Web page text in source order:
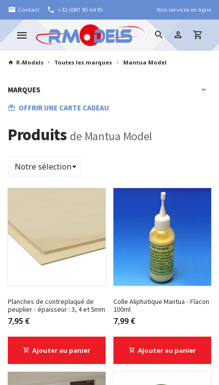
Contact +32 (0)81 85 64 95 Nos services en ligne
R-Models Toutes les marques Mantua Model
MARQUES
OFFRIR UNE CARTE CADEAU
Produits de Mantua Model
Planches de contreplaqué de
peuplier - épaisseur : 3, 4 et 5mm
7,95 €
Ajouter au panier
Colle Aliphatique Mantua - Flacon
100ml
7,99 €
Ajouter au panier